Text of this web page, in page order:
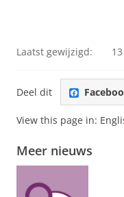
Laatst gewijzigd:
Deel dit
View this page in:
Meer nieuws